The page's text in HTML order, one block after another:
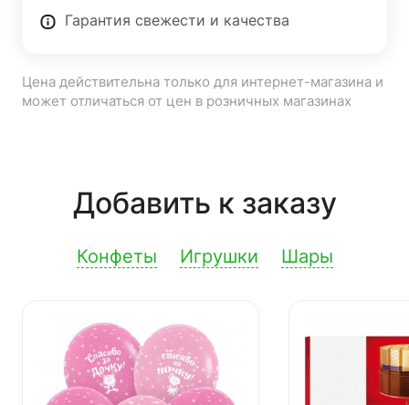
Гарантия свежести и качества
Цена действительна только для интернет-магазина и
может отличаться от цен в розничных магазинах
Добавить к заказу
Конфеты Игрушки Шары